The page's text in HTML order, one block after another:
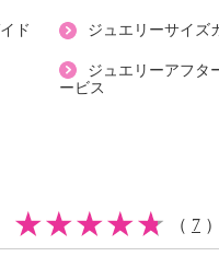
７０％、ナイロン２３％
素系漂白不可
ド ジュエリーサイズ
ジュエリーアフタ
ービス
（ 7 ）